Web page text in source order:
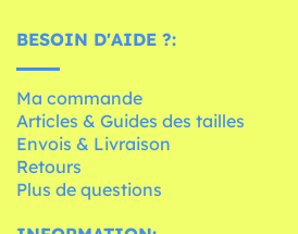
BESOIN D'AIDE ?:
Ma commande
Articles & Guides des tailles
Envois & Livraison
Retours
Plus de questions